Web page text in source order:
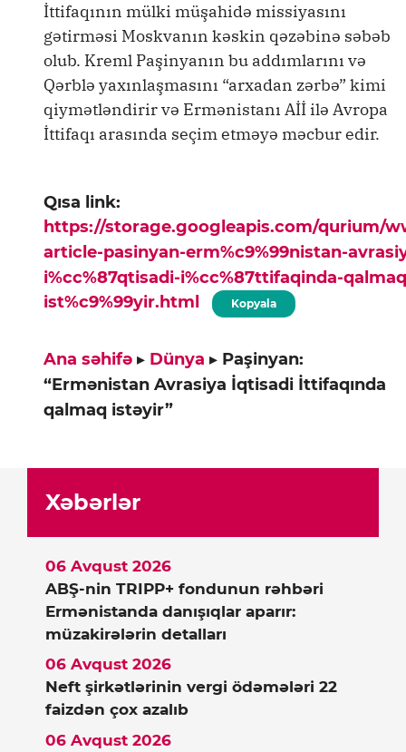
İttifaqının mülki müşahidə missiyasını
gətirməsi Moskvanın kəskin qəzəbinə səbəb
olub. Kreml Paşinyanın bu addımlarını və
Qərblə yaxınlaşmasını “arxadan zərbə” kimi
qiymətləndirir və Ermənistanı Aİİ ilə Avropa
İttifaqı arasında seçim etməyə məcbur edir.
Qısa link:
https://storage.googleapis.com/qurium/
article-pasinyan-erm%c9%99nistan-
i%cc%87qtisadi-i%cc%87ttifaqinda-
ist%c9%99yir.html
Kopyala
Ana səhifə ▸ Dünya ▸ Paşinyan:
“Ermənistan Avrasiya İqtisadi İttifaqında
qalmaq istəyir”
Xəbərlər
ABŞ-nin TRIPP+ fondunun rəhbəri
Ermənistanda danışıqlar aparır:
müzakirələrin detalları
06 Avqust 2026
Neft şirkətlərinin vergi ödəmələri 22
faizdən çox azalıb
06 Avqust 2026
06 Avqust 2026